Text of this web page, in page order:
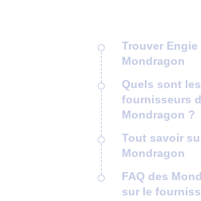
Trouver
Mondragon
Quels sont les
fournisseurs
Mondragon ?
Tout savoir
Mondragon
FAQ des
sur le